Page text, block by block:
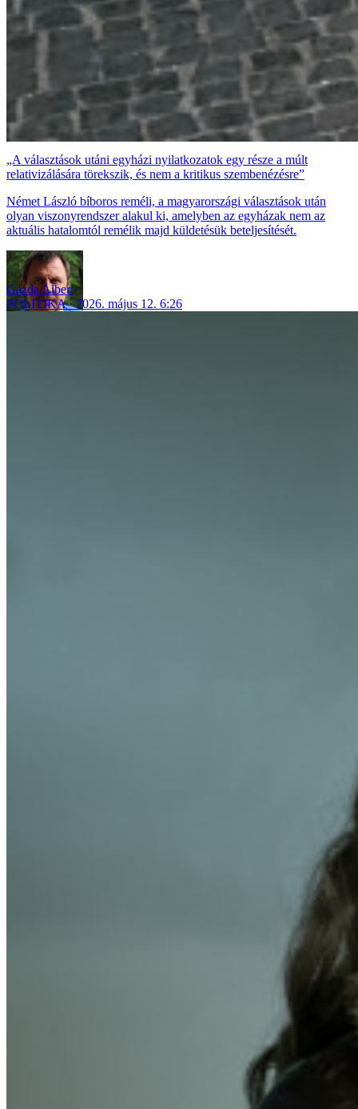
„A választások utáni egyházi nyilatkozatok egy része a múlt
relativizálására törekszik, és nem a kritikus szembenézésre”
Német László bíboros reméli, a magyarországi választások után
olyan viszonyrendszer alakul ki, amelyben az egyházak nem az
aktuális hatalomtól remélik majd küldetésük beteljesítését.
Gazda Albert
POLITIKA
2026. május 12. 6:26